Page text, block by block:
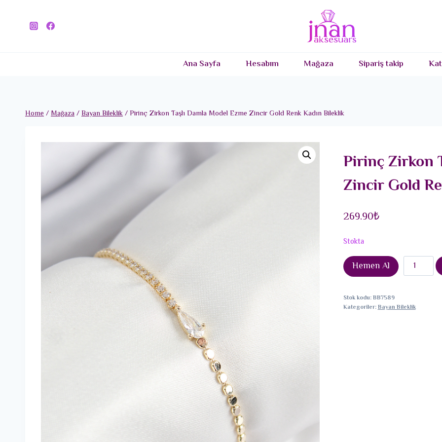
Ana Sayfa Hesabım Mağaza Sipariş takip
Home/Mağaza/Bayan Bileklik/Pirinç Zirkon Taşlı Damla Model Ezme Zincir Gold Renk Kadın Bileklik
Pirinç Zirkon
Zincir Gold
269.90₺
Stokta
Hemen Al
Pirinç
Zirkon
Damla
Stok kodu:BB7589
Kategoriler:Bayan Bileklik